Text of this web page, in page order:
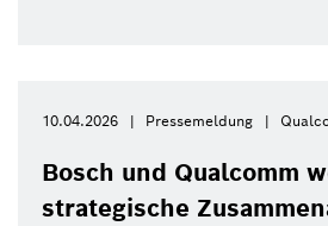
10.04.2026 Pressemeldung
Bosch und Qualcomm
strategische